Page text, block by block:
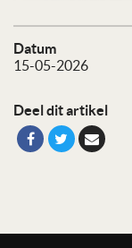
Datum
15-05-2026
Deel dit artikel